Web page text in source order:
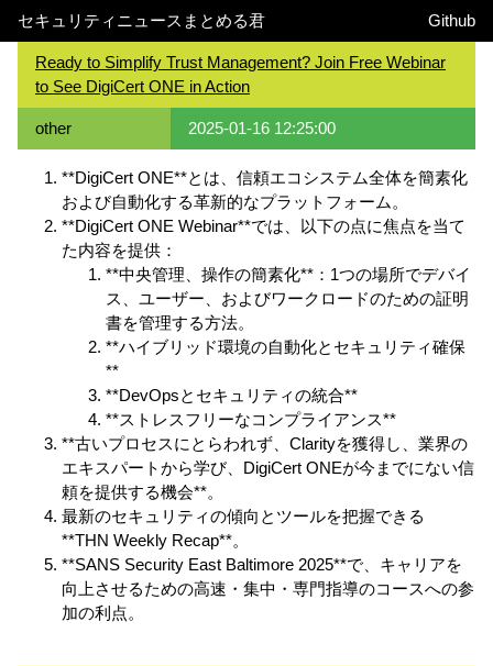
セキュリティニュースまとめる君 Github
Ready to Simplify Trust Management? Join Free Webinar
to See DigiCert ONE in Action
other 2025-01-16 12:25:00
**DigiCert ONE**とは、信頼エコシステム全体を簡素化
および自動化する革新的なプラットフォーム。
**DigiCert ONE Webinar**では、以下の点に焦点を当て
た内容を提供：
**中央管理、操作の簡素化**：1つの場所でデバイ
ス、ユーザー、およびワークロードのための証明
書を管理する方法。
**ハイブリッド環境の自動化とセキュリティ確保
**
**DevOpsとセキュリティの統合**
**ストレスフリーなコンプライアンス**
**古いプロセスにとらわれず、Clarityを獲得し、業界の
エキスパートから学び、DigiCert ONEが今までにない信
頼を提供する機会**。
最新のセキュリティの傾向とツールを把握できる
**THN Weekly Recap**。
**SANS Security East Baltimore 2025**で、キャリアを
向上させるための高速・集中・専門指導のコースへの参
加の利点。